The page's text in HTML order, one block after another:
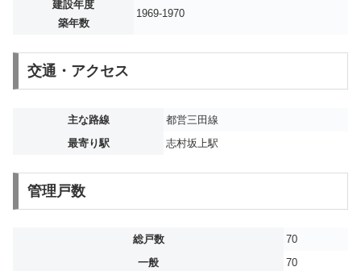
建設年度
築年数
1969-1970
交通・アクセス
主な路線
都営三田線
最寄り駅
志村坂上駅
管理戸数
総戸数
70
一般
70